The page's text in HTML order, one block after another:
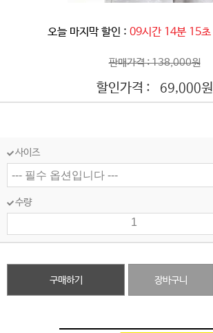
오늘 마지막 할인 : 09시간 14분 12초
판매가격 : 138,000원
할인가격 : 69,000원
사이즈
수량
구매하기 장바구니